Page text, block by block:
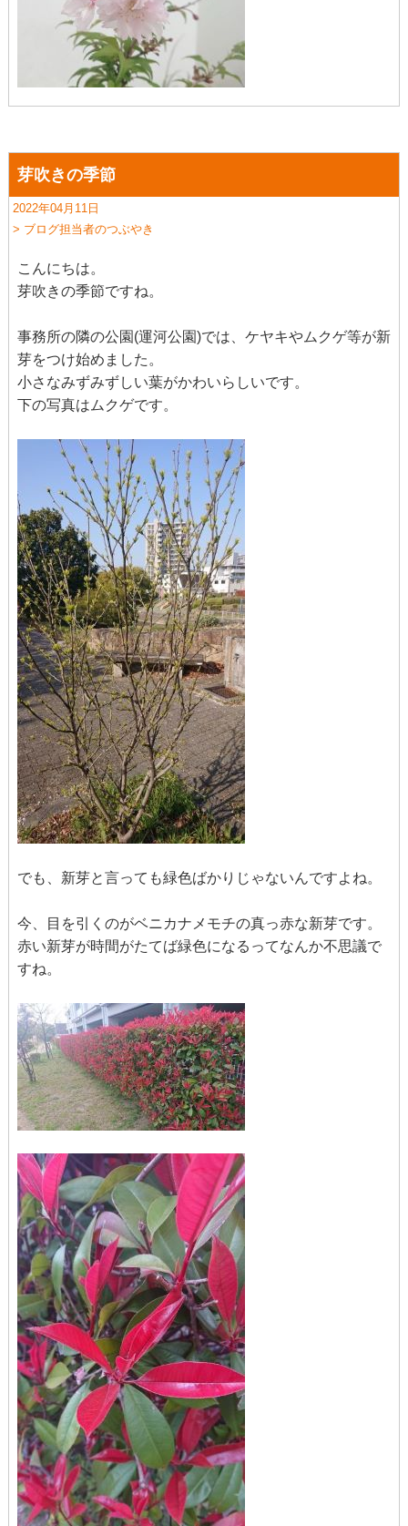
芽吹きの季節
2022年04月11日
> ブログ担当者のつぶやき
こんにちは。
芽吹きの季節ですね。
事務所の隣の公園(運河公園)では、ケヤキやムクゲ等が新
芽をつけ始めました。
小さなみずみずしい葉がかわいらしいです。
下の写真はムクゲです。
でも、新芽と言っても緑色ばかりじゃないんですよね。
今、目を引くのがベニカナメモチの真っ赤な新芽です。
赤い新芽が時間がたてば緑色になるってなんか不思議で
すね。